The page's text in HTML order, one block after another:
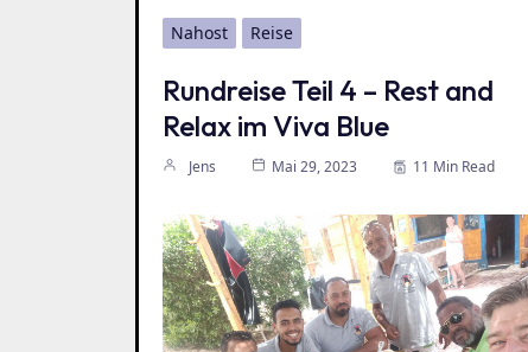
Nahost Reise
Rundreise Teil 4 – Rest and
Relax im Viva Blue
Jens Mai 29, 2023 11 Min Read